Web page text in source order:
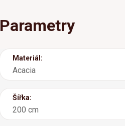
Parametry
Materiál:
Acacia
Šířka:
200 cm